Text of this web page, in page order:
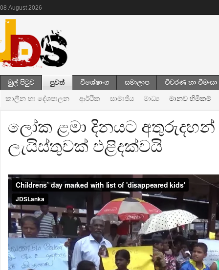
08 August 2026
මුල් පිටුව පුවත් විශේෂාංග සමාලාප විවරණ හා වීමංසා
කාලීන හා දේශපාලන ආර්ථික සාමාජීය මාධ්‍ය මානව හිමිකම්
ලෝක ළමා දිනයට
ලැයිස්තුවක් එළිදක්වයි